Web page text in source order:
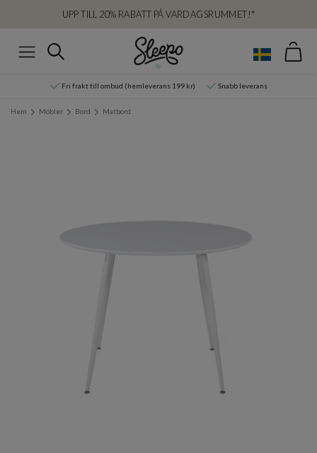
UPP TILL 20% RABATT PÅ VARDAGSRUMMET!*
Sök
Fri frakt till ombud (hemleverans 199 kr) Snabb leverans
Hem Möbler Bord Matbord